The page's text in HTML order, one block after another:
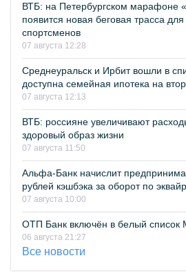
ВТБ: на Петербургском марафоне
появится новая беговая трасса
спортсменов
07 августа 12:28
Среднеуральск и Ирбит вошли в
доступна семейная ипотека на
07 августа 12:13
ВТБ: россияне увеличивают
здоровый образ жизни
07 августа 11:50
Альфа-Банк начислит
рублей кэшбэка за оборот по
07 августа 10:00
ОТП Банк включён в белый
06 августа 21:27
Все новости